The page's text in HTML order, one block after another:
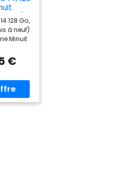
128 Go,
à neuf)
Minuit
€